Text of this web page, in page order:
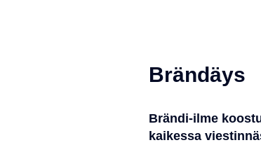
Brändäys
Brändi-ilme
kaikessa